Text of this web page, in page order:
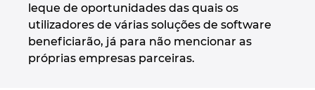
leque de oportunidades das quais os
utilizadores de várias soluções de software
beneficiarão, já para não mencionar as
próprias empresas parceiras.
Slovenia
South Africa